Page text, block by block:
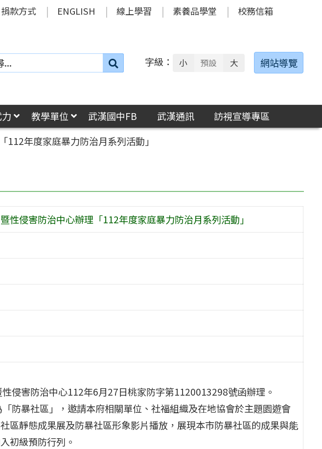
捐款方式 ENGLISH 線上學習 素養品學堂 校務信箱
搜
字級： 小 預設 大 網站導覽
教學單位 武漢國中FB 武漢通訊
訪視宣導專區
年度家庭暴力防治月系列活動」
性侵害防治中心辦理「112年度家庭暴力防治月系列活動」
侵害防治中心112年6月27日桃家防字第1120013298號函辦理。
防暴社區」，邀請本府相關單位、社福組織及在地協會於主題園遊會
區靜態成果展及防暴社區形象影片播放，展現本市防暴社區的成果與能
初級預防行列。